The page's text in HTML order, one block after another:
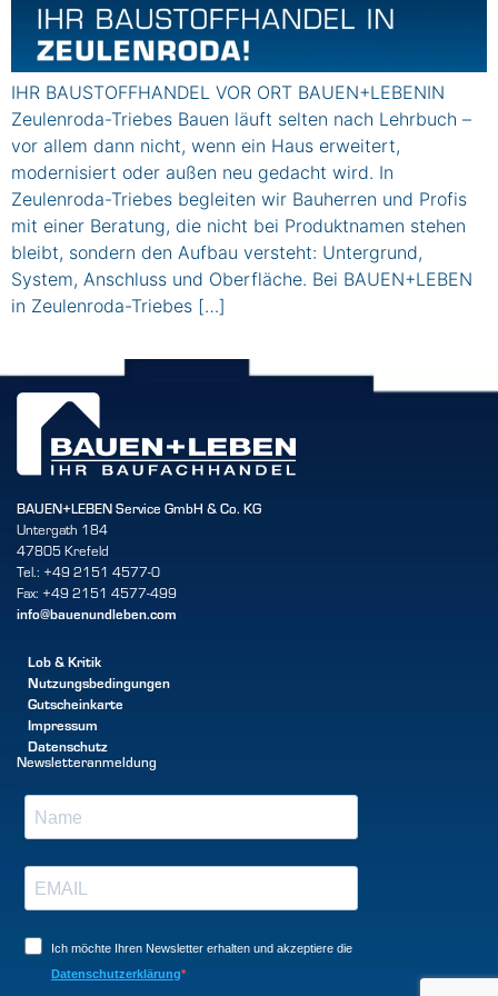
IHR BAUSTOFFHANDEL VOR ORT BAUEN+LEBENIN
Zeulenroda-Triebes Bauen läuft selten nach Lehrbuch –
vor allem dann nicht, wenn ein Haus erweitert,
modernisiert oder außen neu gedacht wird. In
Zeulenroda-Triebes begleiten wir Bauherren und Profis
mit einer Beratung, die nicht bei Produktnamen stehen
bleibt, sondern den Aufbau versteht: Untergrund,
System, Anschluss und Oberfläche. Bei BAUEN+LEBEN
in Zeulenroda-Triebes […]
BAUEN+LEBEN Service GmbH & Co. KG
Untergath 184
47805 Krefeld
Tel.: +49 2151 4577-0
Fax: +49 2151 4577-499
info@bauenundleben.com
Lob & Kritik
Nutzungsbedingungen
Gutscheinkarte
Impressum
Datenschutz
Newsletteranmeldung
Ich möchte Ihren Newsletter erhalten und akzeptiere die
Datenschutzerklärung